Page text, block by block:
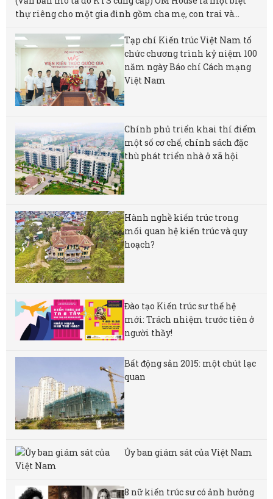
thự riêng cho một gia đình gồm cha mẹ, con trai và...
Tạp chí Kiến trúc Việt Nam tổ
chức chương trình kỷ niệm 100
năm ngày Báo chí Cách mạng
Việt Nam
Chính phủ triển khai thí điểm
một số cơ chế, chính sách đặc
thù phát triển nhà ở xã hội
Hành nghề kiến trúc trong
mối quan hệ kiến trúc và quy
hoạch?
Đào tạo Kiến trúc sư thế hệ
mới: Trách nhiệm trước tiên ở
người thầy!
Bất động sản 2015: một chút lạc
quan
Ủy ban giám sát của Việt Nam
8 nữ kiến ​​trúc sư có ảnh hưởng